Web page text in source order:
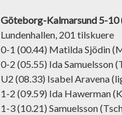
Göteborg-Kalmarsund 5-10
Lundenhallen, 201 tilskuere
0-1 (00.44) Matilda Sjödin
0-2 (05.55) Ida Samuelsson
U2 (08.33) Isabel Aravena
1-2 (09.59) Ida Hawerman
1-3 (10.21) Samuelsson